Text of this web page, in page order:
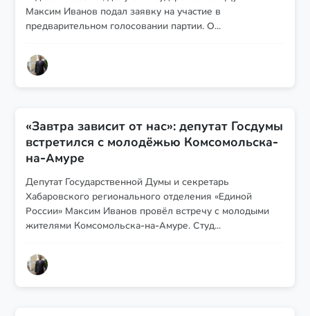
Максим Иванов подал заявку на участие в
предварительном голосовании партии. О...
«Завтра зависит от нас»: депутат Госдумы
встретился с молодёжью Комсомольска-
на-Амуре
Депутат Государственной Думы и секретарь
Хабаровского регионального отделения «Единой
России» Максим Иванов провёл встречу с молодыми
жителями Комсомольска-на-Амуре. Студ...